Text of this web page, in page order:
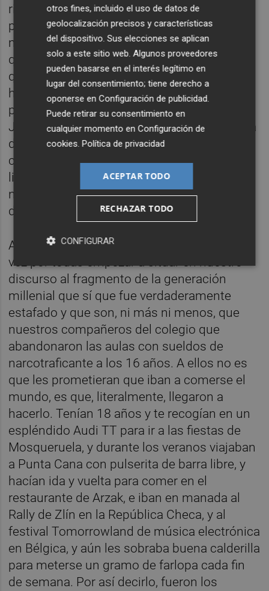
ricos y pobres. Vaya por delante que soy la
primera que sufre de titulitis en más
momentos de los que a mí me gustaría, y
que entiendo que la inmensa mayoría de los
que ponemos un pie en la facultad lo
hacemos esperando una recompensa
posterior pero, qué quieres que te diga,
Josemari, tómatelo con sosiego y con cierta
dosis de realidad. Que nadie te va a pagar
cuatro si puede pagarte dos por muy
licenciado Cantinflas que seas. Y esta lógica
no es nueva aunque a ti te haya pillado
desprevenido.
Al hilo de esto, además, convendría de una
vez por todas empezar a situar en nuestro
discurso al fragmento de la generación
millenial que sí que fue verdaderamente
estafado y que son, ni más ni menos, que
nuestros compañeros del colegio que
abandonaron las aulas con sueldos de
narcotraficante a los 16 años. A ellos no es
que les prometieran que iban a comerse el
mundo, es que, literalmente, llegaron a
hacerlo. Tenían 18 años y te recogían en un
espléndido Audi TT para ir a las fiestas de
Mosqueruela, y durante los veranos viajaban
a Punta Cana con pulserita de barra libre, y
hacían ida y vuelta para comer en el
restaurante de Arzak, e iban en manada al
Rally de Zlín en la República Checa, y al
festival Tomorrowland de música electrónica
en Bélgica, y aún les sobraba buena calderilla
para meterse un gramo de farlopa cada fin
de semana. Por así decirlo, fueron los
otros fines, incluido el uso de datos de
geolocalización precisos y características
del dispositivo. Sus elecciones se aplican
solo a este sitio web. Algunos proveedores
pueden basarse en el interés legítimo en
lugar del consentimiento; tiene derecho a
oponerse enConfiguración de publicidad
Puede retirar su consentimiento en
cualquier momento enConfiguración de
cookies .Política de privacidad
ACEPTAR TODO
RECHAZAR TODO
CONFIGURAR